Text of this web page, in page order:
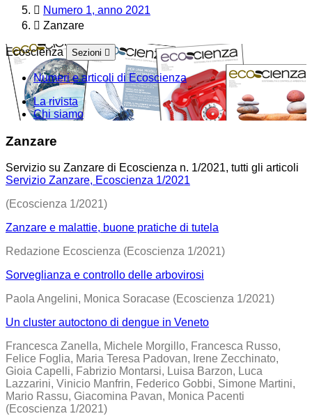
Numero 1, anno 2021
Zanzare
Ecoscienza Sezioni
Numeri e articoli di Ecoscienza
La rivista
Chi siamo
Zanzare
Servizio su Zanzare di Ecoscienza n. 1/2021, tutti gli articoli
Servizio Zanzare, Ecoscienza 1/2021
(Ecoscienza 1/2021)
Zanzare e malattie, buone pratiche di tutela
Redazione Ecoscienza (Ecoscienza 1/2021)
Sorveglianza e controllo delle arbovirosi
Paola Angelini, Monica Soracase (Ecoscienza 1/2021)
Un cluster autoctono di dengue in Veneto
Francesca Zanella, Michele Morgillo, Francesca Russo,
Felice Foglia, Maria Teresa Padovan, Irene Zecchinato,
Gioia Capelli, Fabrizio Montarsi, Luisa Barzon, Luca
Lazzarini, Vinicio Manfrin, Federico Gobbi, Simone Martini,
Mario Rassu, Giacomina Pavan, Monica Pacenti
(Ecoscienza 1/2021)